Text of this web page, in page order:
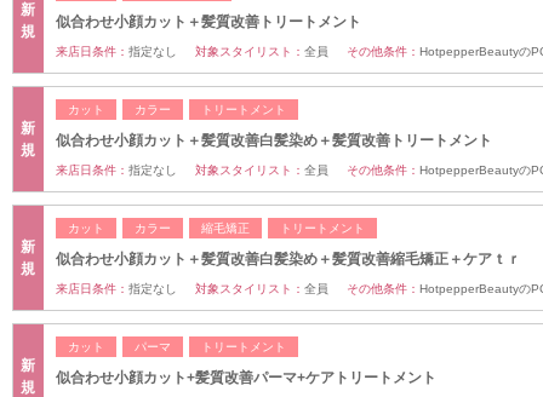
新
規
似合わせ小顔カット＋髪質改善トリートメント
来店日条件： 指定なし 対象スタイリスト： 全員 その他条件： HotpepperBeautyの
新
規
カット カラー トリートメント
似合わせ小顔カット＋髪質改善白髪染め＋髪質改善トリートメント
来店日条件： 指定なし 対象スタイリスト： 全員 その他条件： HotpepperBeautyの
新
規
カット カラー 縮毛矯正 トリートメント
似合わせ小顔カット＋髪質改善白髪染め＋髪質改善縮毛矯正＋ケアｔｒ
来店日条件： 指定なし 対象スタイリスト： 全員 その他条件： HotpepperBeautyの
新
規
カット パーマ トリートメント
似合わせ小顔カット+髪質改善パーマ+ケアトリートメント